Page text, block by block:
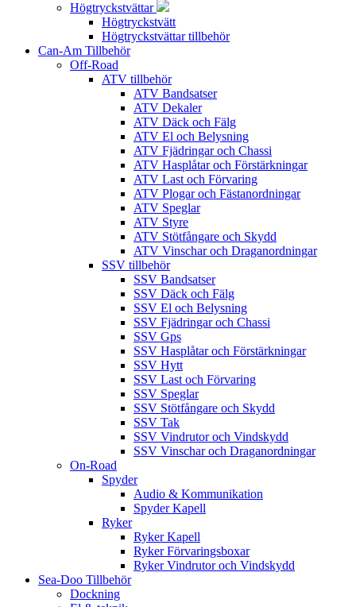
Högtryckstvättar
Högtryckstvätt
Högtryckstvättar tillbehör
Can-Am Tillbehör
Off-Road
ATV tillbehör
ATV Bandsatser
ATV Dekaler
ATV Däck och Fälg
ATV El och Belysning
ATV Fjädringar och Chassi
ATV Hasplåtar och Förstärkningar
ATV Last och Förvaring
ATV Plogar och Fästanordningar
ATV Speglar
ATV Styre
ATV Stötfångare och Skydd
ATV Vinschar och Draganordningar
SSV tillbehör
SSV Bandsatser
SSV Däck och Fälg
SSV El och Belysning
SSV Fjädringar och Chassi
SSV Gps
SSV Hasplåtar och Förstärkningar
SSV Hytt
SSV Last och Förvaring
SSV Speglar
SSV Stötfångare och Skydd
SSV Tak
SSV Vindrutor och Vindskydd
SSV Vinschar och Draganordningar
On-Road
Spyder
Audio & Kommunikation
Spyder Kapell
Ryker
Ryker Kapell
Ryker Förvaringsboxar
Ryker Vindrutor och Vindskydd
Sea-Doo Tillbehör
Dockning